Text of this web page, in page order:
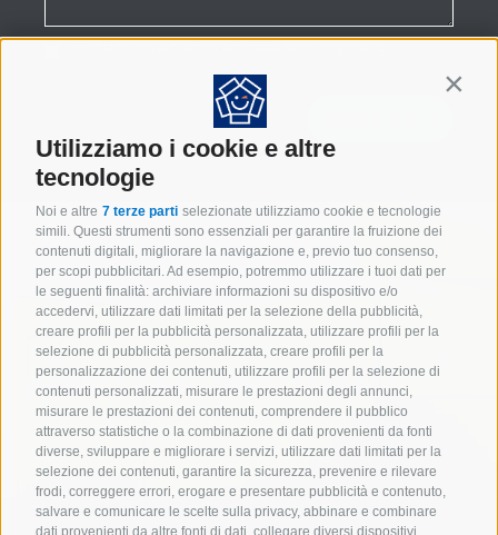
Utilizziamo i cookie e altre
tecnologie
Noi e altre 7 terze parti selezionate utilizziamo cookie e tecnologie
simili. Questi strumenti sono essenziali per garantire la fruizione dei
contenuti digitali, migliorare la navigazione e, previo tuo consenso,
per scopi pubblicitari. Ad esempio, potremmo utilizzare i tuoi dati per
le seguenti finalità: archiviare informazioni su dispositivo e/o
accedervi, utilizzare dati limitati per la selezione della pubblicità,
creare profili per la pubblicità personalizzata, utilizzare profili per la
selezione di pubblicità personalizzata, creare profili per la
personalizzazione dei contenuti, utilizzare profili per la selezione di
contenuti personalizzati, misurare le prestazioni degli annunci,
misurare le prestazioni dei contenuti, comprendere il pubblico
attraverso statistiche o la combinazione di dati provenienti da fonti
diverse, sviluppare e migliorare i servizi, utilizzare dati limitati per la
selezione dei contenuti, garantire la sicurezza, prevenire e rilevare
frodi, correggere errori, erogare e presentare pubblicità e contenuto,
salvare e comunicare le scelte sulla privacy, abbinare e combinare
dati provenienti da altre fonti di dati, collegare diversi dispositivi,
IMBALLAGGI INDUSTRIALI